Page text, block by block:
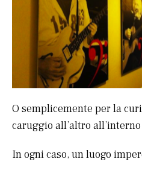
O semplicemente per la
caruggio all’altro
In ogni caso, un luogo